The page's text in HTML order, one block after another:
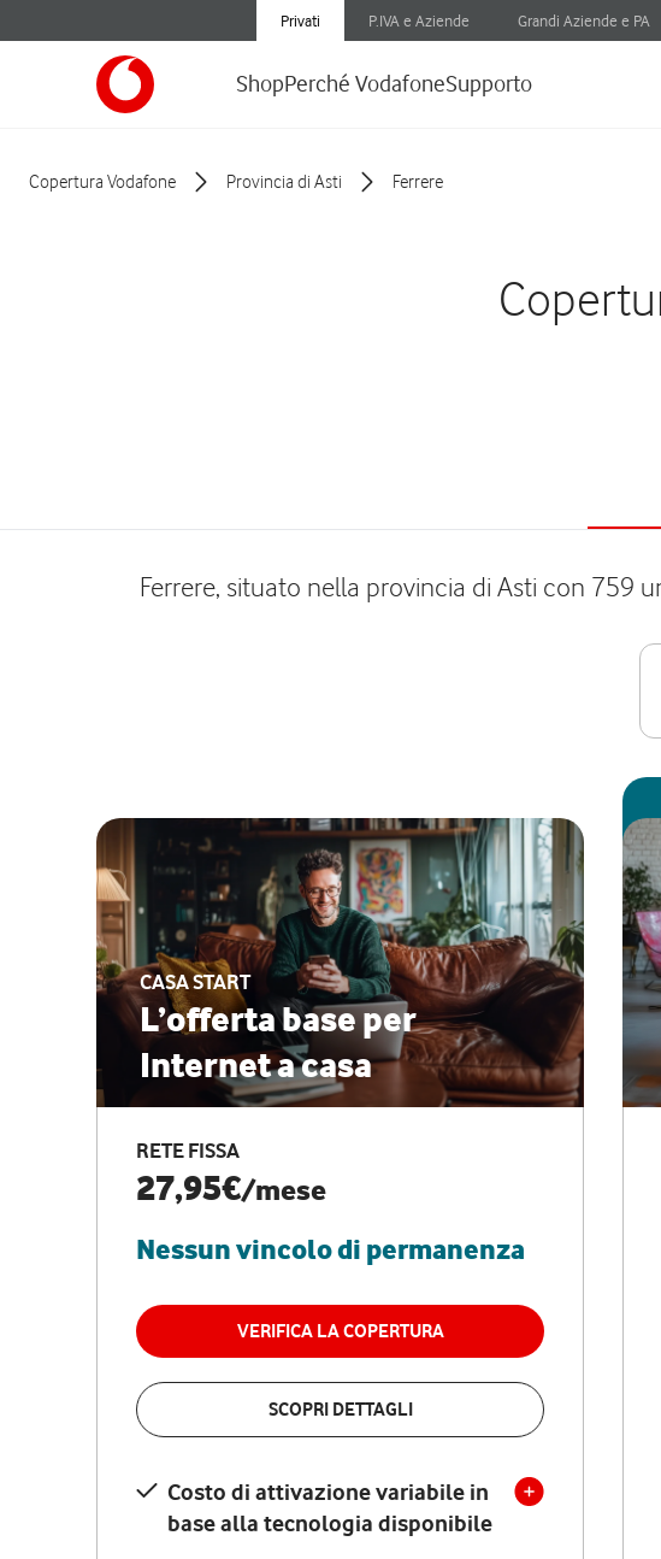
Privati P.IVA e Aziende Grandi Aziende e PA
ShopPerché VodafoneSupporto
Copertura Vodafone Provincia di Asti Ferrere
Ferrere, situato nella provincia di Asti con 759
CASA START
L’offerta base per
Internet a casa
RETE FISSA
27,95€/mese
Nessun vincolo di permanenza
VERIFICA LA COPERTURA
SCOPRI DETTAGLI
Costo di attivazione variabile in
base alla tecnologia disponibile